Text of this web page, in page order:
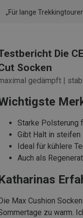
„Für lange
Die
Socken
gedämpft |
Starke Polsterung
Gibt Halt in
Ideal für kühlere
Auch als
Max Cushion
zu warm.